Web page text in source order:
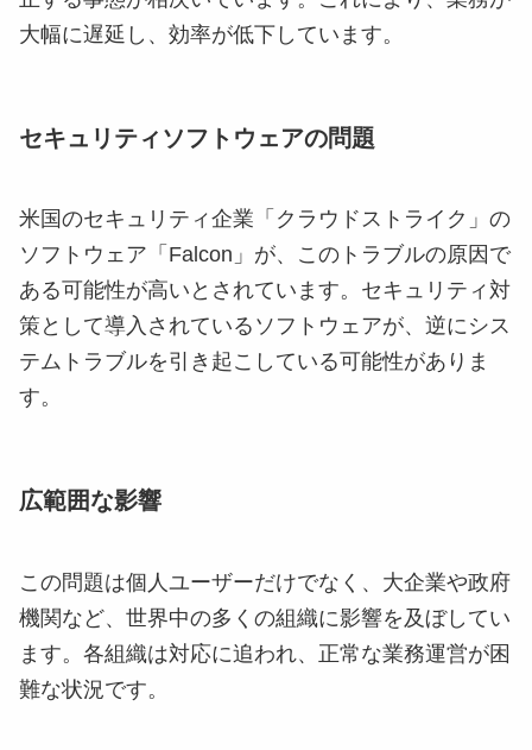
大幅に遅延し、効率が低下しています。
セキュリティソフトウェアの問題
米国のセキュリティ企業「クラウドストライク」の
ソフトウェア「Falcon」が、このトラブルの原因で
ある可能性が高いとされています。セキュリティ対
策として導入されているソフトウェアが、逆にシス
テムトラブルを引き起こしている可能性がありま
す。
広範囲な影響
この問題は個人ユーザーだけでなく、大企業や政府
機関など、世界中の多くの組織に影響を及ぼしてい
ます。各組織は対応に追われ、正常な業務運営が困
難な状況です。